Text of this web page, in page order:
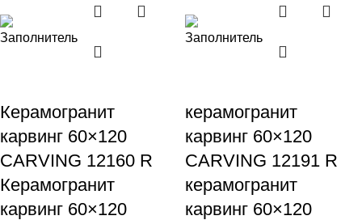
Керамогранит
карвинг 60×120
CARVING 12160 R
Керамогранит
карвинг 60×120
керамогранит
карвинг 60×120
CARVING 12191 R
керамогранит
карвинг 60×120